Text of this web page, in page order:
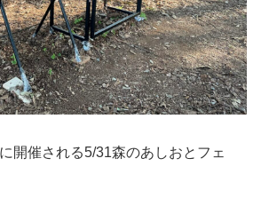
開催される5/31森のあしおとフェ